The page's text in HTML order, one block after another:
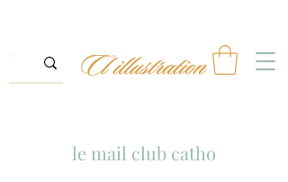
le mail club catho